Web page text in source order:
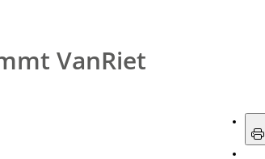
VanRiet